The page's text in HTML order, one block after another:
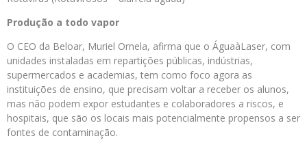
Produção a todo vapor
O CEO da Beloar, Muriel Ornela, afirma que o ÁguaàLaser, com
unidades instaladas em repartições públicas, indústrias,
supermercados e academias, tem como foco agora as
instituições de ensino, que precisam voltar a receber os alunos,
mas não podem expor estudantes e colaboradores a riscos, e
hospitais, que são os locais mais potencialmente propensos a ser
fontes de contaminação.